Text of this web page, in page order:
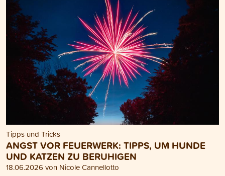
Tipps und Tricks
ANGST VOR FEUERWERK: TIPPS, UM HUNDE
UND KATZEN ZU BERUHIGEN
18.06.2026 von Nicole Cannellotto